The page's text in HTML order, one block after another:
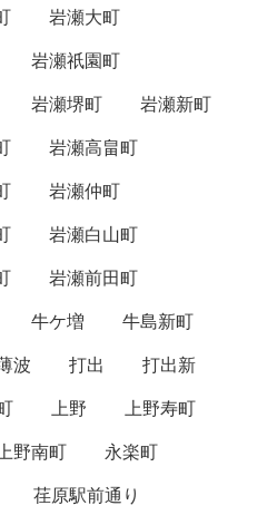
岩瀬大町
岩瀬祇園町
岩瀬堺町
岩瀬新町
岩瀬高畠町
岩瀬仲町
岩瀬白山町
岩瀬前田町
牛ケ増
牛島新町
波 打出
打出新
上野
上野寿町
野南町
永楽町
荏原駅前通り